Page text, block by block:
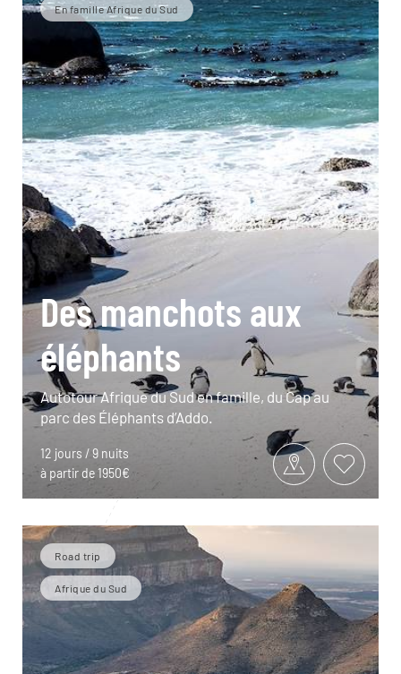
En famille Afrique du Sud
Des manchots aux
éléphants
Autotour Afrique du Sud en famille, du Cap au
parc des Éléphants d’Addo.
12 jours / 9 nuits
à partir de 1950€
Road trip
Afrique du Sud